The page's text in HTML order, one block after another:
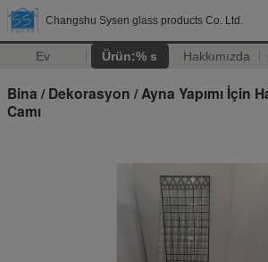
Changshu Sysen glass products Co. Ltd.
Ev Ürün:% s Hakkımızda
Bina / Dekorasyon / Ayna Yapımı İçin
Camı